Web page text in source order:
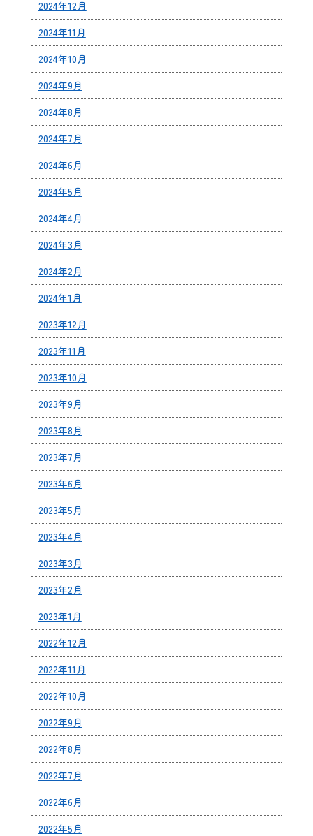
2024年12月
2024年11月
2024年10月
2024年9月
2024年8月
2024年7月
2024年6月
2024年5月
2024年4月
2024年3月
2024年2月
2024年1月
2023年12月
2023年11月
2023年10月
2023年9月
2023年8月
2023年7月
2023年6月
2023年5月
2023年4月
2023年3月
2023年2月
2023年1月
2022年12月
2022年11月
2022年10月
2022年9月
2022年8月
2022年7月
2022年6月
2022年5月